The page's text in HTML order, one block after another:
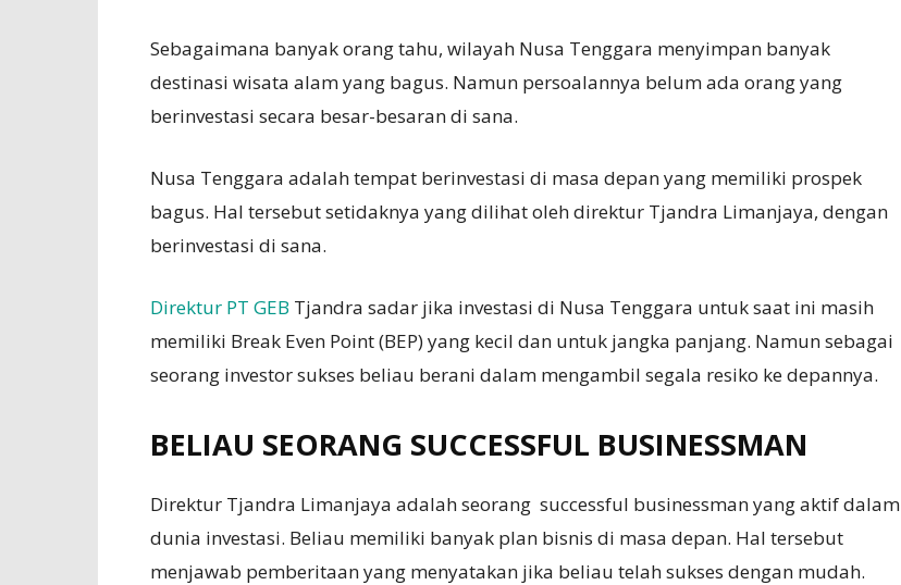
Sebagaimana banyak orang tahu, wilayah Nusa Tenggara menyimpan banyak
destinasi wisata alam yang bagus. Namun persoalannya belum ada orang yang
berinvestasi secara besar-besaran di sana.
Nusa Tenggara adalah tempat berinvestasi di masa depan yang memiliki prospek
bagus. Hal tersebut setidaknya yang dilihat oleh direktur Tjandra Limanjaya, dengan
berinvestasi di sana.
Direktur PT GEB Tjandra sadar jika investasi di Nusa Tenggara untuk saat ini masih
memiliki Break Even Point (BEP) yang kecil dan untuk jangka panjang. Namun sebagai
seorang investor sukses beliau berani dalam mengambil segala resiko ke depannya.
BELIAU SEORANG SUCCESSFUL BUSINESSMAN
Direktur Tjandra Limanjaya adalah seorang successful businessman yang aktif dalam
dunia investasi. Beliau memiliki banyak plan bisnis di masa depan. Hal tersebut
menjawab pemberitaan yang menyatakan jika beliau telah sukses dengan mudah.